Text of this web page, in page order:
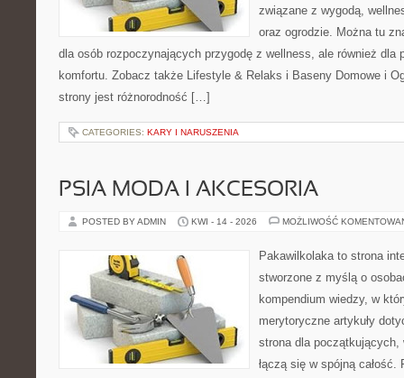
związane z wygodą,
oraz ogrodzie. Można tu
dla osób rozpoczynających przygodę z wellness, ale również dla
komfortu. Zobacz także Lifestyle & Relaks i Baseny Domowe i
strony jest różnorodność […]
CATEGORIES: KARY I NARUSZENIA
PSIA MODA I AKCESORIA
POSTED BY ADMIN KWI - 14 - 2026 MOŻLIWOŚĆ
Pakawilkolaka to strona
stworzone z myślą o
kompendium wiedzy, w
merytoryczne artykuły
strona dla
łączą się w spójną całość.